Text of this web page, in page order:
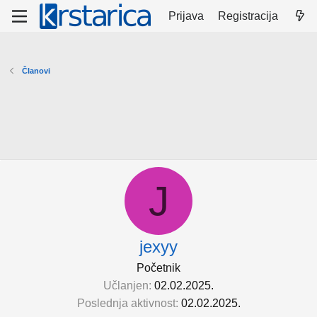
Prijava Registracija
Članovi
J
jexyy
Početnik
Učlanjen 02.02.2025.
Poslednja aktivnost 02.02.2025.